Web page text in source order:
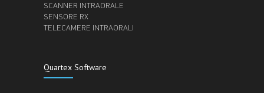
SCANNER INTRAORALE
SENSORE RX
TELECAMERE INTRAORALI
Quartex Software